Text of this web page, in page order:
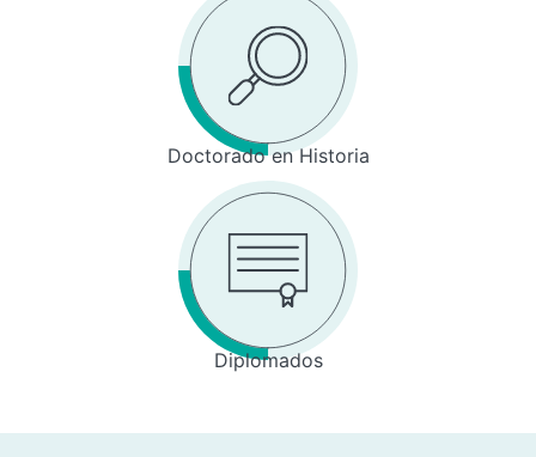
Doctorado en Historia
Diplomados